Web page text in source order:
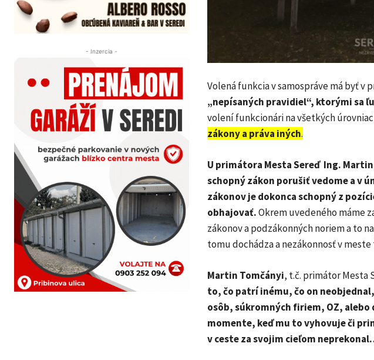
- Inzercia -
Volená funkcia v samospráve má byť v
„nepísaných pravidiel“, ktorými sa
volení funkcionári na všetkých
zákony a práva iných.
U primátora Mesta Sereď Ing.
schopný zákon porušiť vedome a v
zákonov je dokonca schopný z
obhajovať.Okrem uvedeného máme
zákonov a podzákonných noriem a to
tomu dochádza a nezákonnosť v meste
Martin Tomčányi, t.č. primátor Mesta
to, čo patrí inému, čo on
osôb, súkromných firiem, OZ, alebo
momente, keď mu to vyhovuje či
v ceste za svojim cieľom